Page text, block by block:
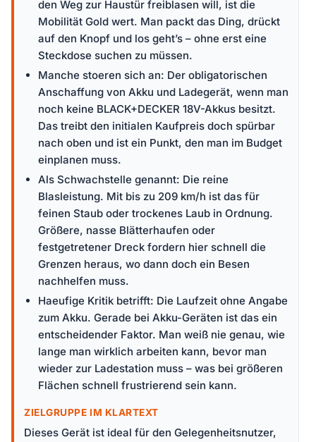
den Weg zur Haustür freiblasen will, ist die
Mobilität Gold wert. Man packt das Ding, drückt
auf den Knopf und los geht’s – ohne erst eine
Steckdose suchen zu müssen.
Manche stoeren sich an: Der obligatorischen
Anschaffung von Akku und Ladegerät, wenn man
noch keine BLACK+DECKER 18V-Akkus besitzt.
Das treibt den initialen Kaufpreis doch spürbar
nach oben und ist ein Punkt, den man im Budget
einplanen muss.
Als Schwachstelle genannt: Die reine
Blasleistung. Mit bis zu 209 km/h ist das für
feinen Staub oder trockenes Laub in Ordnung.
Größere, nasse Blätterhaufen oder
festgetretener Dreck fordern hier schnell die
Grenzen heraus, wo dann doch ein Besen
nachhelfen muss.
Haeufige Kritik betrifft: Die Laufzeit ohne Angabe
zum Akku. Gerade bei Akku-Geräten ist das ein
entscheidender Faktor. Man weiß nie genau, wie
lange man wirklich arbeiten kann, bevor man
wieder zur Ladestation muss – was bei größeren
Flächen schnell frustrierend sein kann.
ZIELGRUPPE IM KLARTEXT
Dieses Gerät ist ideal für den Gelegenheitsnutzer,